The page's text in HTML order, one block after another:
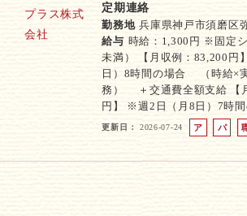
定期連絡
勤務地 兵庫県神戸市須磨区
給与 時給：1,300円 ※固定
未満） 【月収例：83,200円
日）8時間の場合 （時給×
務） ＋交通費全額支給 【
円】 ※週2日（月8日）7時
更新日 2026-07-24
ア
バ
パ
ト